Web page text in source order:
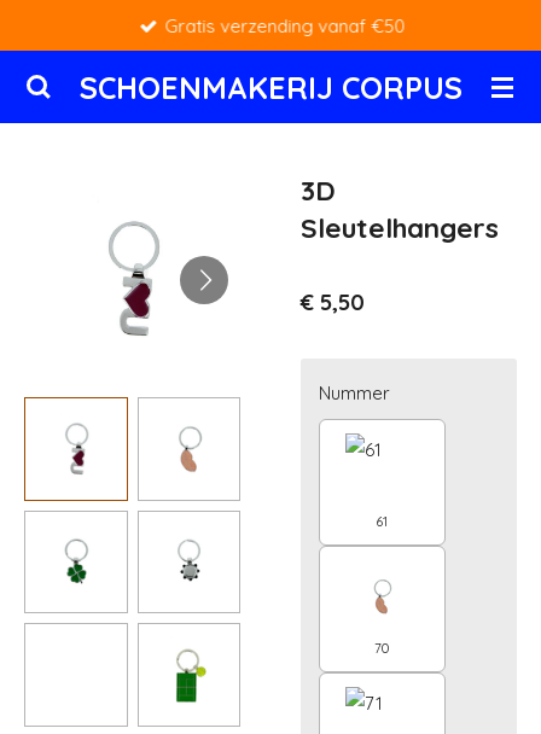
naar
de
SCHOENMAKERIJ CORPUS
Gratis verzending vanaf €50
3D
Sleutelhangers
€ 5,50
Nummer
61
70